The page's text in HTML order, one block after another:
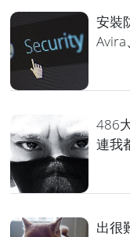
安裝
486
連我
出很